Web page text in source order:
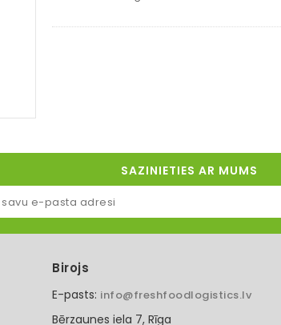
SAZINIETIES AR MUMS
Birojs
E-pasts: info@freshfoodlogistics.lv
Bērzaunes iela 7, Rīga